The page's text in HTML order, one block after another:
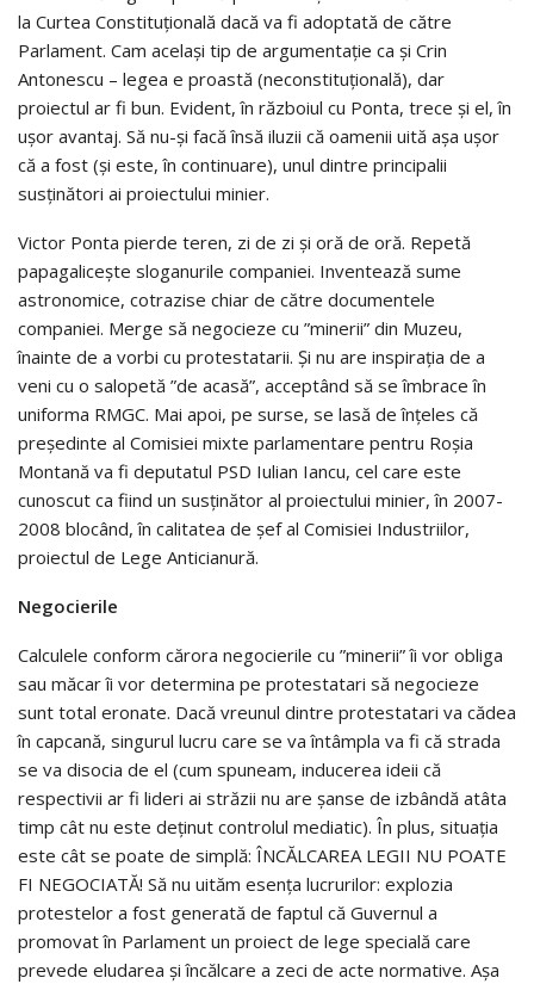
la Curtea Constituțională dacă va fi adoptată de către
Parlament. Cam același tip de argumentație ca și Crin
Antonescu – legea e proastă (neconstituțională), dar
proiectul ar fi bun. Evident, în războiul cu Ponta, trece și el, în
ușor avantaj. Să nu-și facă însă iluzii că oamenii uită așa ușor
că a fost (și este, în continuare), unul dintre principalii
susținători ai proiectului minier.
Victor Ponta pierde teren, zi de zi și oră de oră. Repetă
papagalicește sloganurile companiei. Inventează sume
astronomice, cotrazise chiar de către documentele
companiei. Merge să negocieze cu ”minerii” din Muzeu,
înainte de a vorbi cu protestatarii. Și nu are inspirația de a
veni cu o salopetă ”de acasă”, acceptând să se îmbrace în
uniforma RMGC. Mai apoi, pe surse, se lasă de înțeles că
președinte al Comisiei mixte parlamentare pentru Roșia
Montană va fi deputatul PSD Iulian Iancu, cel care este
cunoscut ca fiind un susținător al proiectului minier, în 2007-
2008 blocând, în calitatea de șef al Comisiei Industriilor,
proiectul de Lege Anticianură.
Negocierile
Calculele conform cărora negocierile cu ”minerii” îi vor obliga
sau măcar îi vor determina pe protestatari să negocieze
sunt total eronate. Dacă vreunul dintre protestatari va cădea
în capcană, singurul lucru care se va întâmpla va fi că strada
se va disocia de el (cum spuneam, inducerea ideii că
respectivii ar fi lideri ai străzii nu are șanse de izbândă atâta
timp cât nu este deținut controlul mediatic). În plus, situația
este cât se poate de simplă: ÎNCĂLCAREA LEGII NU POATE
FI NEGOCIATĂ! Să nu uităm esența lucrurilor: explozia
protestelor a fost generată de faptul că Guvernul a
promovat în Parlament un proiect de lege specială care
prevede eludarea și încălcare a zeci de acte normative. Așa